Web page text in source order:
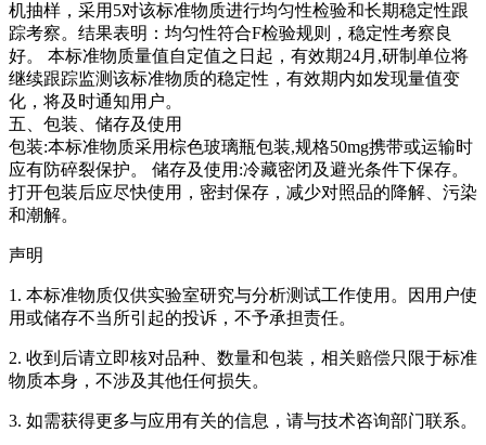
机抽样，采用5对该标准物质进行均匀性检验和长期稳定性跟
踪考察。结果表明：均匀性符合F检验规则，稳定性考察良
好。 本标准物质量值自定值之日起，有效期24月,研制单位将
继续跟踪监测该标准物质的稳定性，有效期内如发现量值变
化，将及时通知用户。
五、包装、储存及使用
包装:本标准物质采用棕色玻璃瓶包装,规格50mg携带或运输时
应有防碎裂保护。 储存及使用:冷藏密闭及避光条件下保存。
打开包装后应尽快使用，密封保存，减少对照品的降解、污染
和潮解。
声明
1. 本标准物质仅供实验室研究与分析测试工作使用。因用户使
用或储存不当所引起的投诉，不予承担责任。
2. 收到后请立即核对品种、数量和包装，相关赔偿只限于标准
物质本身，不涉及其他任何损失。
3. 如需获得更多与应用有关的信息，请与技术咨询部门联系。